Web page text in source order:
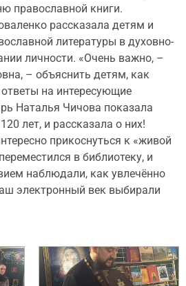
православной книги.
рассказала детям и
литературы в духовно-
личности. «Очень важно, –
– объяснить детям, как
на интересующие
Наталья Чичова показала
лет, и рассказала о них!
прикоснуться к «живой
в библиотеку, и
наблюдали, как увлечённо
электронный век выбирали